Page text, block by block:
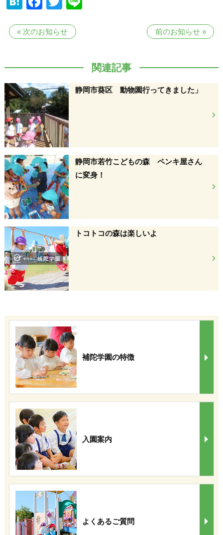
前のお知らせ»
« 次のお知らせ
関連記事
静岡市葵区 動物園行ってきました」
静岡市若竹こどもの森 ペンキ屋さん
に変身！
トコトコの森は楽しいよ
補陀学園の特徴
入園案内
よくあるご質問